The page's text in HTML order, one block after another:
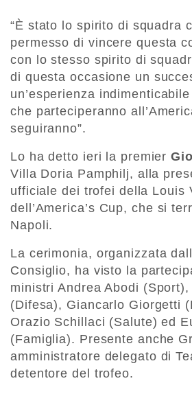
“È stato lo spirito di squadra
permesso di vincere questa
con lo stesso spirito di
di questa occasione un
un’esperienza
che parteciperanno
seguiranno”.
Lo ha detto ieri la premier
Villa Doria Pamphilj, alla
ufficiale dei trofei della Louis
dell’America’s Cup, che si
Napoli.
La cerimonia, organizzata
Consiglio, ha visto la
ministri Andrea Abodi
(Difesa), Giancarlo Giorgetti
Orazio Schillaci (Salute) ed
(Famiglia). Presente anche
amministratore delegato di
detentore del trofeo.